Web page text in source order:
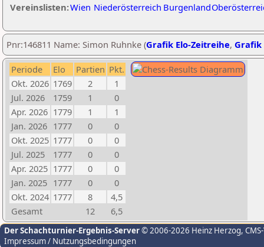
Vereinslisten:Wien Niederösterreich Burgenland
Pnr:146811 Name: Simon Ruhnke (Grafik Elo-Zeitreihe, Grafik
Periode Elo Partien Pkt.
Okt. 2026 1769 2
1
Jul. 2026
1759 1
0
Apr. 2026 1779 1
1
Jan. 2026 1777 0
0
Okt. 2025 1777 0
0
Jul. 2025
1777 0
0
Apr. 2025 1777 0
0
Jan. 2025 1777 0
0
Okt. 2024 1777 8
4,5
Gesamt
12 6,5
Der Schachturnier-Ergebnis-Server© 2006-2026 Heinz Herzog,
Impressum / Nutzungsbedingungen